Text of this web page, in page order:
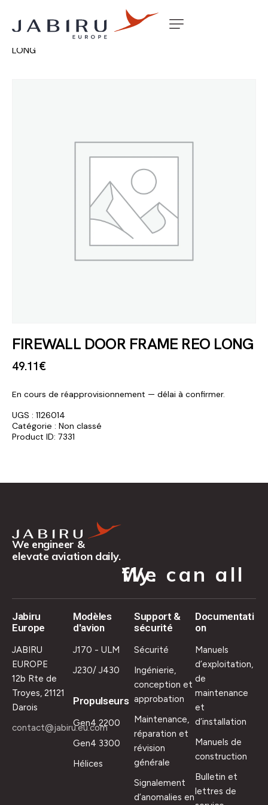
Accueil Non classé
LONG
FIREWALL DOOR FRAME REO LONG
49.11€
En cours de réapprovisionnement — délai à confirmer.
UGS : 1126014
Catégorie : Non classé
Product ID: 7331
We engineer &
elevate aviation daily.
We can all fly.
Jabiru
Europe
JABIRU
EUROPE
12b Rte de
Troyes, 21121
Darois
contact@jabiru.eu.com
Modèles
d'avion
J170 - ULM
J230/ J430
Propulseurs
Gen4 2200
Gen4 3300
Hélices
Support &
sécurité
Sécurité
Ingénierie,
conception et
approbation
Maintenance,
réparation et
révision
générale
Signalement
d’anomalies en
Documentati
on
Manuels
d’exploitation,
de
maintenance
et
d’installation
Manuels de
construction
Bulletin et
lettres de